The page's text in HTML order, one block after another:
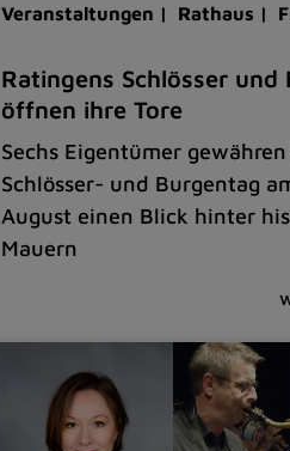
Veranstaltungen | Rathaus |
Ratingens Schlösser und
öffnen ihre Tore
Sechs Eigentümer
Schlösser- und Burgentag
August einen Blick hinter
Mauern